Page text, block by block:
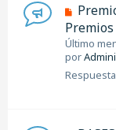
Último
por